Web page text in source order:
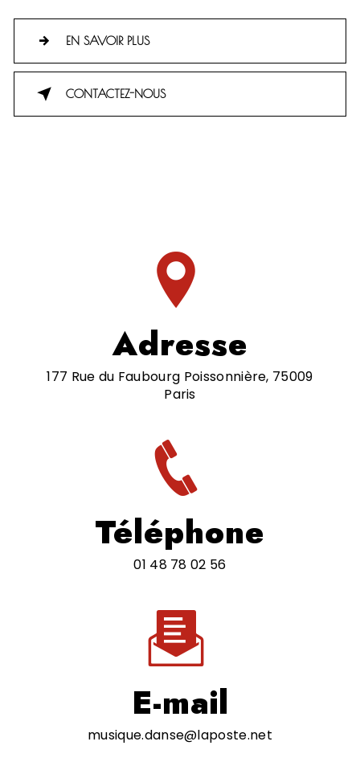
EN SAVOIR PLUS
CONTACTEZ-NOUS
Adresse
177 Rue du Faubourg Poissonnière, 75009
Paris
Téléphone
01 48 78 02 56
E-mail
musique.danse@laposte.net